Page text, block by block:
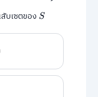
บเซตของ S